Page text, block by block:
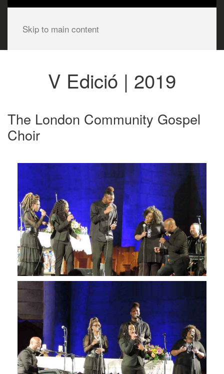
Skip to main content
V Edició | 2019
The London Community Gospel
Choir